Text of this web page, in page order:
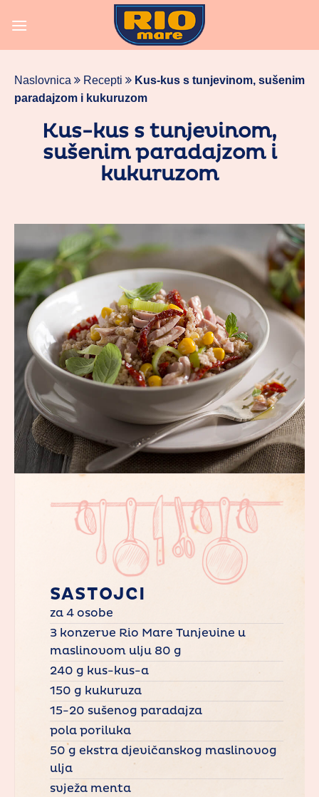
Naslovnica Recepti
Kus-kus s tunjevinom, sušenim
paradajzom i kukuruzom
Kus-kus s tunjevinom,
sušenim paradajzom i
kukuruzom
SASTOJCI
za 4 osobe
3 konzerve Rio Mare Tunjevine u
maslinovom ulju 80 g
240 g kus-kus-a
150 g kukuruza
15-20 sušenog paradajza
pola poriluka
50 g ekstra djevičanskog maslinovog
ulja
svježa menta